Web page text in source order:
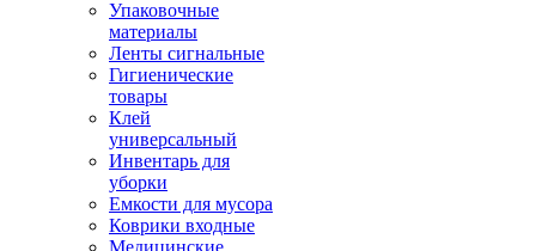
Упаковочные
материалы
Ленты сигнальные
Гигиенические
товары
Клей
универсальный
Инвентарь для
уборки
Емкости для мусора
Коврики входные
Медицинские